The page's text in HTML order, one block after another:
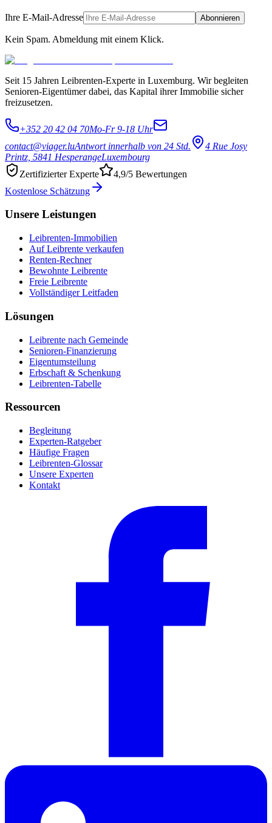
Ihre E-Mail-Adresse Abonnieren
Kein Spam. Abmeldung mit einem Klick.
Seit 15 Jahren Leibrenten-Experte in Luxemburg. Wir begleiten
Senioren-Eigentümer dabei, das Kapital ihrer Immobilie sicher
freizusetzen.
+352 20 42 04 70Mo-Fr 9-18 Uhr
contact@viager.luAntwort innerhalb von 24 Std.
4 Rue Josy
Printz, 5841 HesperangeLuxembourg
Zertifizierter Experte
4,9/5 Bewertungen
Kostenlose Schätzung
Unsere Leistungen
Leibrenten-Immobilien
Auf Leibrente verkaufen
Renten-Rechner
Bewohnte Leibrente
Freie Leibrente
Vollständiger Leitfaden
Lösungen
Leibrente nach Gemeinde
Senioren-Finanzierung
Eigentumsteilung
Erbschaft & Schenkung
Leibrenten-Tabelle
Ressourcen
Begleitung
Experten-Ratgeber
Häufige Fragen
Leibrenten-Glossar
Unsere Experten
Kontakt